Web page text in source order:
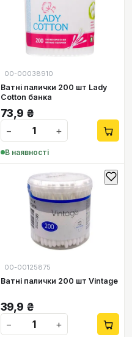
00-00038910
Ватні палички 200 шт Lady
Cotton банка
73,9 ₴
−
+
В наявності
00-00125875
Ватні палички 200 шт Vintage
39,9 ₴
−
+